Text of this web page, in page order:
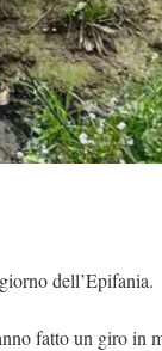
dell’Epifania.
fatto un giro in